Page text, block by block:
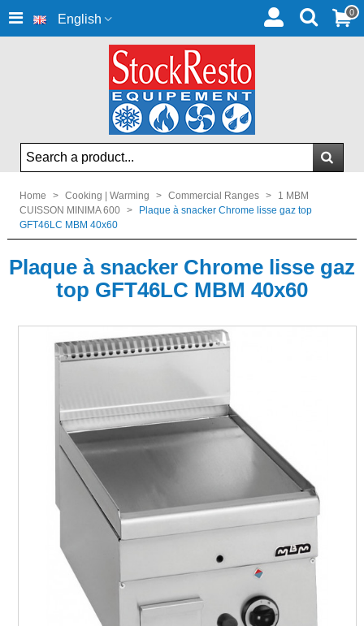
English 0
Home > Cooking | Warming > Commercial Ranges >
1 MBM
CUISSON MINIMA 600 >
Plaque à snacker Chrome lisse gaz top
GFT46LC MBM 40x60
Plaque à snacker Chrome lisse gaz
top GFT46LC MBM 40x60